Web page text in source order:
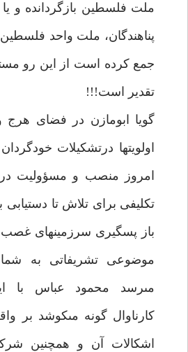
ملت فلسطين بازگردانده و
پناهندگان، ملت واحد
جمع كرده است از اين رو
تقدير است!!!
گويا ابومازن در فضاى
اولويت‏ها درتشكيلات
امروز منصب و مسؤوليت
تكليفى براى تلاش تا
باز پس‏گيرى سرزمين‏هاى
موضوعى تشريفاتى به
مى‏رسد محمود عباس با
كارناوال گونه مى‏كوشد بر
اشكالات آن و همچنين